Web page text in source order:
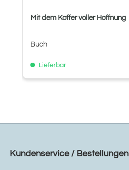
Mit dem Koffer voller Hoffnung
Buch
Lieferbar
Kundenservice / Bestellungen